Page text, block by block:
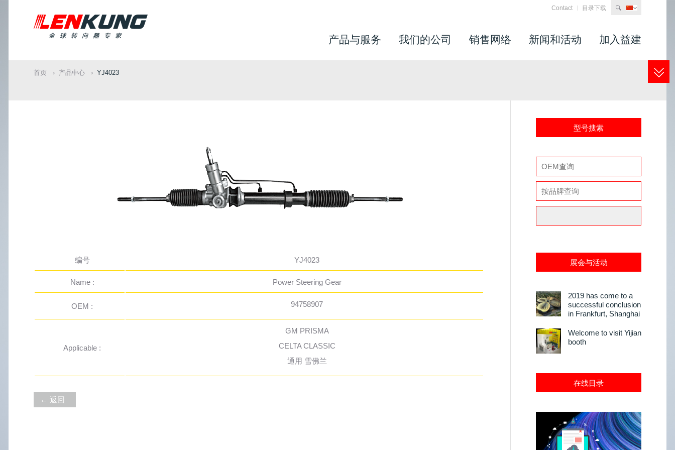
产品与服务 我们的公司 销售网络 新闻和活动 加入益建
Contact 目录下载
首页 产品中心 YJ4023
编号 YJ4023
Name : Power Steering Gear
OEM : 94758907
Applicable :
GM PRISMA
CELTA CLASSIC
通用 雪佛兰
← 返回
型号搜索
展会与活动
2019 has come to a
successful conclusion
in Frankfurt, Shanghai
Welcome to visit Yijian
booth
在线目录